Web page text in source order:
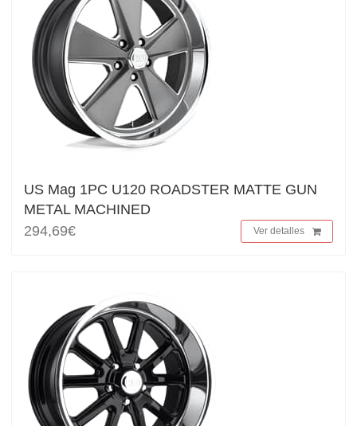
US Mag 1PC U120 ROADSTER MATTE GUN
METAL MACHINED
294,69€
Ver detalles